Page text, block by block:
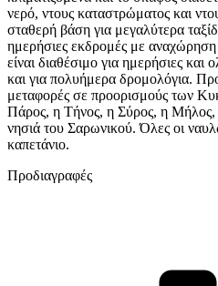
νερό, ντους καταστρώματος και
σταθερή βάση για μεγαλύτερα
ημερήσιες εκδρομές με
είναι διαθέσιμο για ημερήσιες
και για πολυήμερα δρομολόγια.
μεταφορές σε προορισμούς των
Πάρος, η Τήνος, η Σύρος, η Μήλος,
νησιά του Σαρωνικού. Όλες οι
καπετάνιο.
Προδιαγραφές